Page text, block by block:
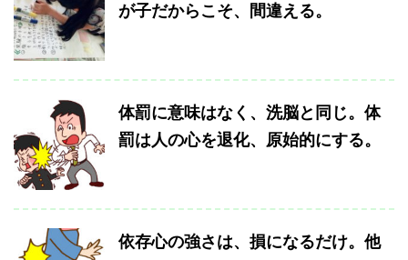
が子だからこそ、間違える。
体罰に意味はなく、洗脳と同じ。体
罰は人の心を退化、原始的にする。
依存心の強さは、損になるだけ。他